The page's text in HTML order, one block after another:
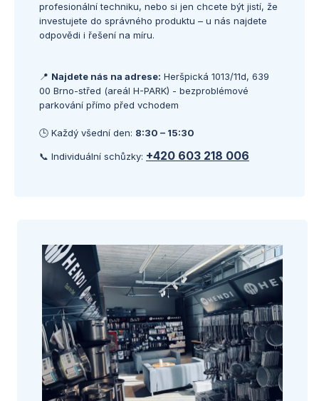
profesionální techniku, nebo si jen chcete být jistí, že
investujete do správného produktu – u nás najdete
odpovědi i řešení na míru.
📍 Najdete nás na adrese: Heršpická 1013/11d, 639
00 Brno-střed (areál H-PARK) - bezproblémové
parkování přímo před vchodem
🕒 Každý všední den: 8:30 – 15:30
📞 Individuální schůzky: +420 603 218 006